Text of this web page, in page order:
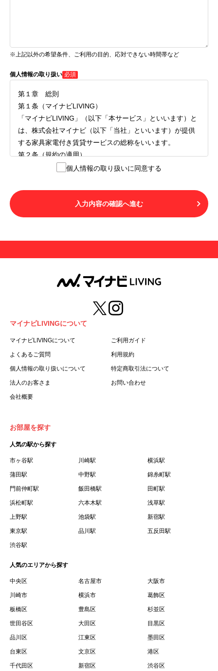
※上記以外の希望条件、ご利用の目的、応対できない時間帯など
個人情報の取り扱い 必須
第１章 総則
第１条（マイナビLIVING）
「マイナビLIVING」（以下「本サービス」といいます）と
は、株式会社マイナビ（以下「当社」といいます）が提供
する家具家電付き賃貸サービスの総称をいいます。
第２条（規約の適用）
１.本サービスを利用する者（以下「利用者」といいます）
LIVINGご契約にあたり取得する個人情報の取り扱いについ
て」の内容をすべて承諾したものとみなされます。不承諾
の意思表示は、本サービスを利用しないことをもってのみ
用することはできません。
第３条（用語の定義）
１.「本サ―ビス」とは、第１章第１条で規定する当社が運
営するマイナビLIVINGを意味します。
２.「利用者」とは、第１章第２条に規定する本サービスを
利用する個人を意味します。
３.「本サイト」とは、当社が運営する本サービスに関する
ます。
５.「会員」とは、第２章第１条に基づき会員登録が完了し
た個人を意味します。
録した情報、本サービス利用中に当社が登録を求めた情報
った場合の当該情報を意味します。
７.「本会員制度」とは、会員による本サービスの利用の促
進を目的とした会員制度を意味します。
借契約書およびオプション注文書を意味します。
９.「契約期間開始日」とは、定期建物賃貸借契約（以下
「賃貸借契約」と言います）の開始日のことで、利用者の
賃借権が発生する日を意味します。
するために、選んだ物件を保留することを意味します。
１１.「予約情報」とは、物件を予約するために必要な当社
所定の情報を意味します。物件情報や期間、オプション等
１２.「キャンセル」とは、賃貸借契約締結後から契約期間
開始日前までに、利用者が賃貸借契約を解除することを意
味します。
１３.「中途解約」とは、賃貸借契約期間の途中で、利用者
個人情報の取り扱いに同意する
入力内容の確認へ進む
マイナビLIVINGについて
マイナビLIVINGについて ご利用ガイド
よくあるご質問 利用規約
個人情報の取り扱いについて 特定商取引法について
法人のお客さま お問い合わせ
会社概要
お部屋を探す
人気の駅から探す
市ヶ谷駅 川崎駅 横浜駅
蒲田駅 中野駅 錦糸町駅
門前仲町駅 飯田橋駅 田町駅
浜松町駅 六本木駅 浅草駅
上野駅 池袋駅 新宿駅
東京駅 品川駅 五反田駅
渋谷駅
人気のエリアから探す
中央区 名古屋市 大阪市
川崎市 横浜市 葛飾区
板橋区 豊島区 杉並区
世田谷区 大田区 目黒区
品川区 江東区 墨田区
台東区 文京区 港区
千代田区 新宿区 渋谷区